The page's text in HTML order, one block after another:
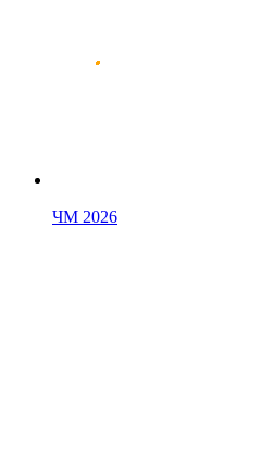
ЧМ 2026